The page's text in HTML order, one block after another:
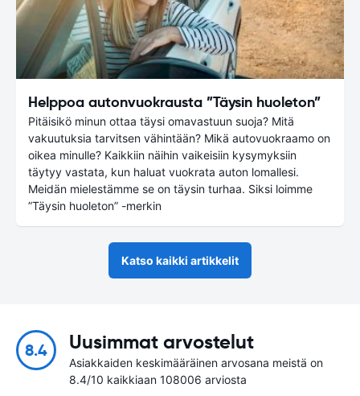
Helppoa autonvuokrausta ”Täysin huoleton”
Pitäisikö minun ottaa täysi omavastuun suoja? Mitä
vakuutuksia tarvitsen vähintään? Mikä autovuokraamo on
oikea minulle? Kaikkiin näihin vaikeisiin kysymyksiin
täytyy vastata, kun haluat vuokrata auton lomallesi.
Meidän mielestämme se on täysin turhaa. Siksi loimme
”Täysin huoleton” -merkin
Katso kaikki artikkelit
8.4 Uusimmat arvostelut
Asiakkaiden keskimääräinen arvosana meistä on
8.4/10 kaikkiaan 108006 arviosta